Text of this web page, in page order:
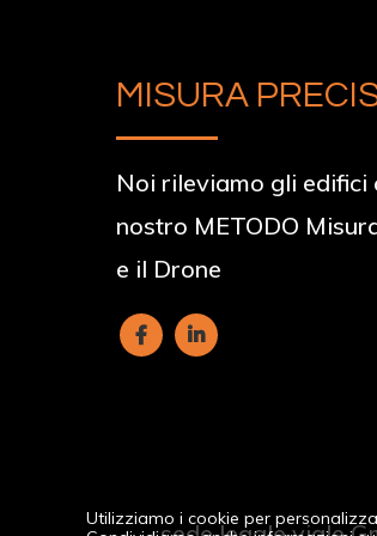
MISURA
Noi rileviamo gli edifici
nostro METODO
e il Drone
Utilizziamo i cookie per